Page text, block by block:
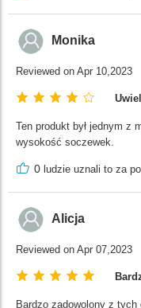
Monika
Reviewed on Apr 10,2023
Ten produkt był jednym z
wysokość soczewek.
0 ludzie uznali to za
Alicja
Reviewed on Apr 07,2023
Bardzo zadowolony z